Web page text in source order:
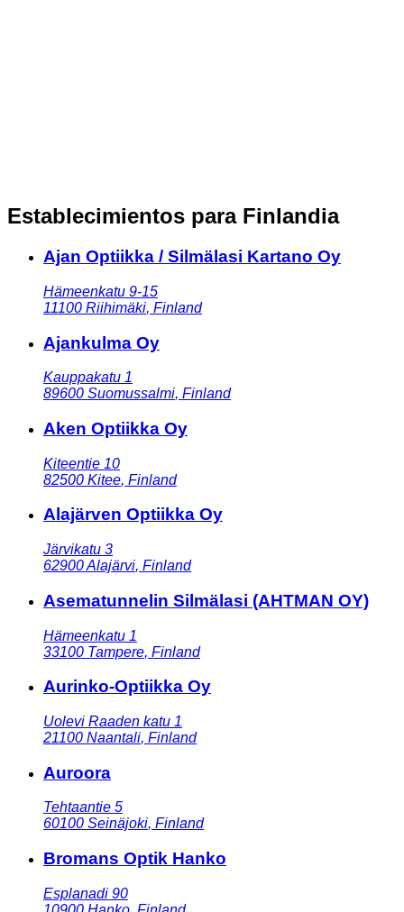
Establecimientos para Finlandia
Ajan Optiikka / Silmälasi Kartano Oy
Hämeenkatu 9-15
11100 Riihimäki, Finland
Ajankulma Oy
Kauppakatu 1
89600 Suomussalmi, Finland
Aken Optiikka Oy
Kiteentie 10
82500 Kitee, Finland
Alajärven Optiikka Oy
Järvikatu 3
62900Alajärvi, Finland
Asematunnelin Silmälasi (AHTMAN OY)
Hämeenkatu 1
33100 Tampere, Finland
Aurinko-Optiikka Oy
Uolevi Raaden katu 1
21100 Naantali, Finland
Auroora
Tehtaantie 5
60100 Seinäjoki, Finland
Bromans Optik Hanko
Esplanadi 90